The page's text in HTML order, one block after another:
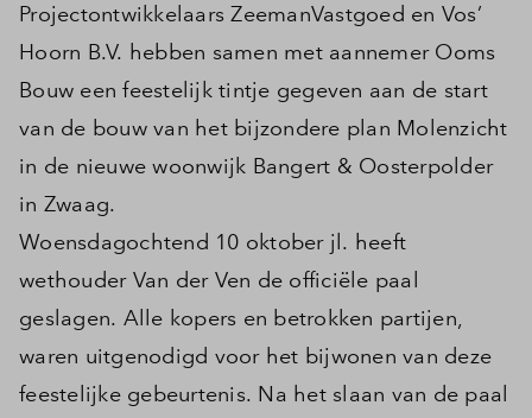
Projectontwikkelaars ZeemanVastgoed en Vos’
Hoorn B.V. hebben samen met aannemer Ooms
Bouw een feestelijk tintje gegeven aan de start
van de bouw van het bijzondere plan Molenzicht
in de nieuwe woonwijk Bangert & Oosterpolder
in Zwaag.
Woensdagochtend 10 oktober jl. heeft
wethouder Van der Ven de officiële paal
geslagen. Alle kopers en betrokken partijen,
waren uitgenodigd voor het bijwonen van deze
feestelijke gebeurtenis. Na het slaan van de paal